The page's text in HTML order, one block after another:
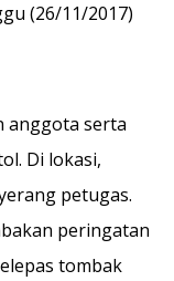
(26/11/2017)
anggota serta
Di lokasi,
petugas.
peringatan
tombak